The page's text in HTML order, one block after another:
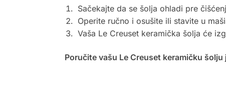
Sačekajte da se šolja ohladi pre
Operite ručno i osušite ili stavite u
Vaša Le Creuset keramička šolja će
Poručite vašu Le Creuset keramičku